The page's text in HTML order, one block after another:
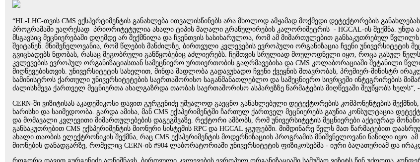
“HL-LHC-თვის CMS ექსპერტიმენტის განახლება ითვალისწინებს არა მხოლოდ ამჟამად მოქმედი დეტექტორების
პროგრამაში უაღრესად პრიორიტეტულია ახალი ტიპის მაღალი გრანულირების კალორიმეტრის - HGCAL-ის შექმნა.
მსგავსიც მეცნიერებაში დღემდე არ შექმნილა და ჩვენთვის სასიხარულოა, რომ ამ მიმართულებით განსაკუთრებულ წვლილს
შეიტანენ. მნიშვნელოვანია, რომ წლების მანძილზე, ბირთვული კვლევების ევროპული ორგანიზაცია ჩვენი
გვიცხადებს ნდობას, რასაც მეგობრული განწყობებიც აძლიერებს. ჩემთვის სრულიად მოულოდნელი იყო, როცა გასულ
კვლევების ევროპულ ორგანიზაციასთან სამეცნიერო ურთიერთობის გაღრმავებისა და CMS კოლაბორაციაში შეტანილი
მიღწევებისთვის. უნივერსიტეტის სახელით, მინდა მადლობა გადავუხადო ჩვენი ქვეყნის მთავრობას, პრემიერ-მინისტრ
სამინისტროს ქართული უნივერსიტეტების საერთაშორისო საგანმანათლებლო და სამეცნიერო სივრცეში ინტეგრირების
ძალისხმევა ქართველ მეცნიერთა ახალგაზრდა თაობას საერთაშორისო ასპარეზზე წარმატების მიღწევაში შეუწყობს ხელს“,
CERN-ში ვიზიტისას აკადემიკოსი დავით გურგენიძე უშუალოდ გაეცნო განახლებული დეტექტორების კომპონენტების
ხარისხი და საიმედოობა. გარდა ამისა, მან CMS ექსპერიმენტში ჩართულ ქართველ მეცნიერებს გაუწია კონსულტაცია
და მომავალი კვლევითი მიმართულებების დაგეგმვაზე. რექტორი ამბობს, რომ უნივერსიტეტის მეცნიერები აქტიურად
განსაკუთრებით CMS ექსპერიმენტის მიონური სისტემის RPC და HGCAL ჯგუფებში. მიმდინარე წელს მათ წარმატებით
ახალი თაობის ელექტრონიკის შექმნა, რაც CMS ექსპერიმენტის მოდერნიზაციის პროგრამის მნიშვნელოვანი ნაწილი იყო.
მიონების დანადგარზე, რომელიც CERN-ის #904 ლაბორატორიაში უნივერსიტეტის ფიზიკოსებმა - იური ბაღათურიამ და